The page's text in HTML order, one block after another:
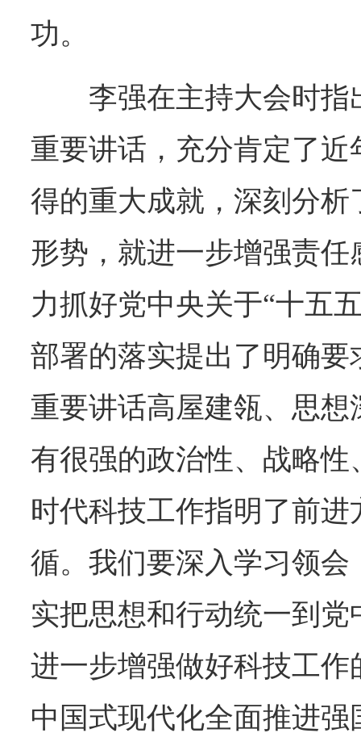
功。
李强在主持大会时
重要讲话，充分肯定了
得的重大成就，深刻分
形势，就进一步增强责
力抓好党中央关于“十五
部署的落实提出了明确
重要讲话高屋建瓴、思
有很强的政治性、战略
时代科技工作指明了前
循。我们要深入学习领
实把思想和行动统一到
进一步增强做好科技工
中国式现代化全面推进